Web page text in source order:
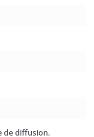
de diffusion.